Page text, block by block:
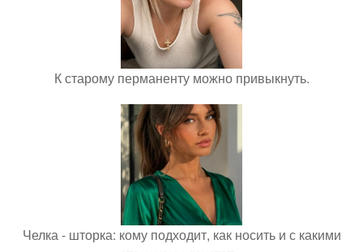
К старому перманенту можно привыкнуть.
Челка - шторка: кому подходит, как носить и с какими